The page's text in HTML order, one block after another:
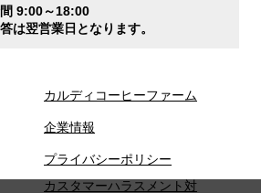
9:00～18:00
は翌営業日となります。
カルディコーヒーファーム
企業情報
プライバシーポリシー
カスタマーハラスメント対